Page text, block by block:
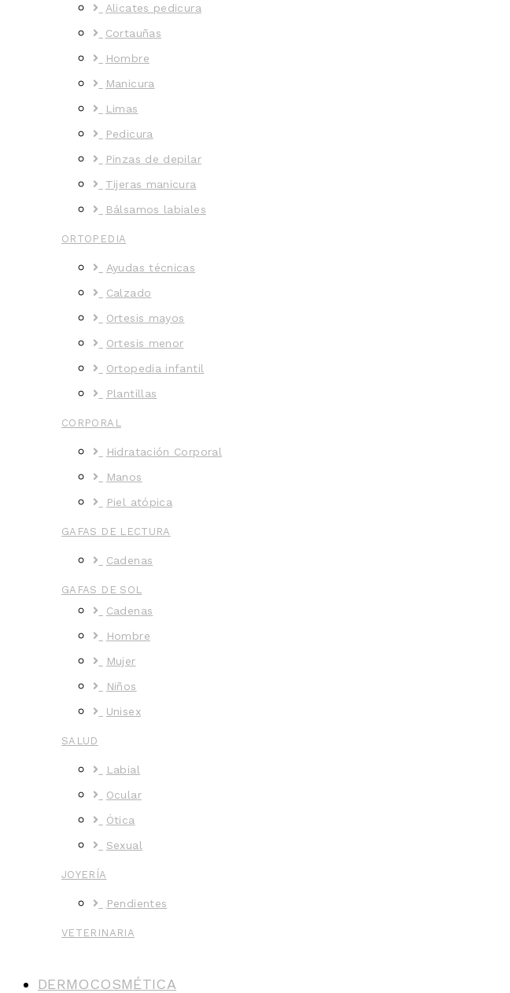
Alicates pedicura
Cortauñas
Hombre
Manicura
Limas
Pedicura
Pinzas de depilar
Tijeras manicura
Bálsamos labiales
ORTOPEDIA
Ayudas técnicas
Calzado
Ortesis mayos
Ortesis menor
Ortopedia infantil
Plantillas
CORPORAL
Hidratación Corporal
Manos
Piel atópica
GAFAS DE LECTURA
Cadenas
GAFAS DE SOL
Cadenas
Hombre
Mujer
Niños
Unisex
SALUD
Labial
Ocular
Ótica
Sexual
JOYERÍA
Pendientes
VETERINARIA
DERMOCOSMÉTICA